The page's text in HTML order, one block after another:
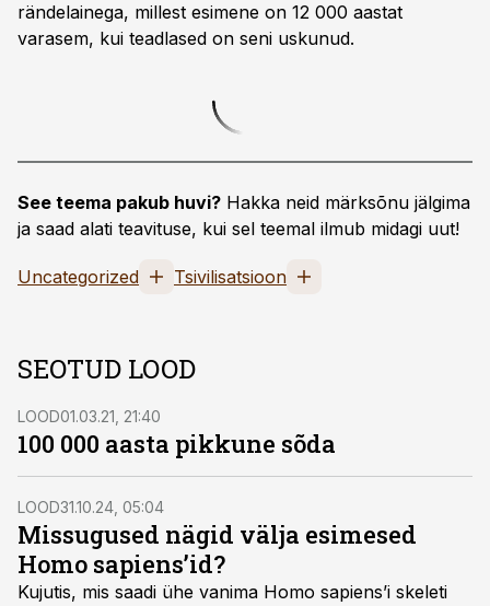
rändelainega, millest esimene on 12 000 aastat
varasem, kui teadlased on seni uskunud.
See teema pakub huvi? Hakka neid märksõnu jälgima
ja saad alati teavituse, kui sel teemal ilmub midagi uut!
Uncategorized Tsivilisatsioon
SEOTUD LOOD
LOOD01.03.21, 21:40
100 000 aasta pikkune sõda
LOOD31.10.24, 05:04
Missugused nägid välja esimesed
Homo sapiens’id?
Kujutis, mis saadi ühe vanima Homo sapiens’i skeleti